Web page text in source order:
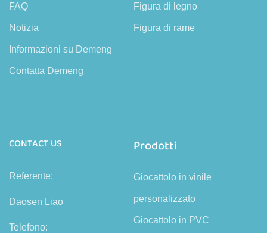
FAQ
Notizia
Informazioni su Demeng
Contatta Demeng
Figura di legno
Figura di rame
CONTACT US
Referente:
Daosen Liao
Telefono:
Prodotti
Giocattolo in vinile
personalizzato
Giocattolo in PVC